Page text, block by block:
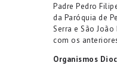
Padre Pedro
da Paróquia de
Serra e São João
com os
Organismos